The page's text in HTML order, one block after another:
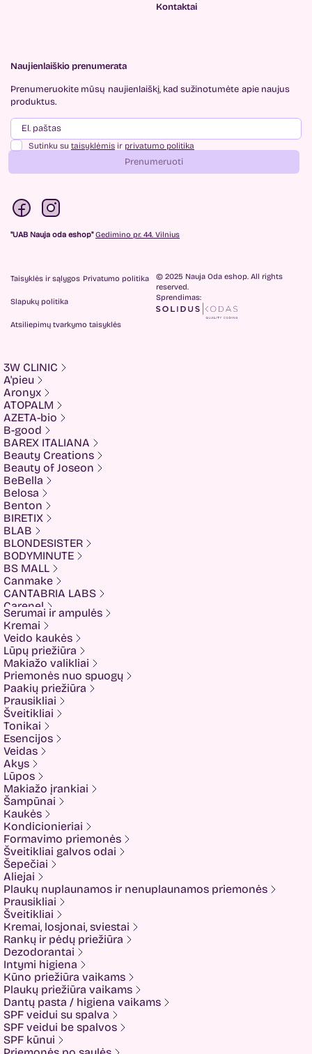
Kontaktai
Naujienlaiškio prenumerata
Prenumeruokite mūsų naujienlaiškį, kad sužinotumėte apie naujus
produktus.
Sutinku su taisyklėmis ir privatumo politika
Prenumeruoti
"UAB Nauja oda eshop" Gedimino pr. 44. Vilnius
Taisyklės ir sąlygos Privatumo politika
Slapukų politika
Atsiliepimų tvarkymo taisyklės
© 2025 Nauja Oda eshop. All rights
reserved.
Sprendimas:
3W CLINIC
A'pieu
Aronyx
ATOPALM
AZETA-bio
B-good
BAREX ITALIANA
Beauty Creations
Beauty of Joseon
BeBella
Belosa
Benton
BIRETIX
BLAB
BLONDESISTER
BODYMINUTE
BS MALL
Canmake
CANTABRIA LABS
Carenel
CHALURE
Cherubs
Cliniccare
COSRX
COTRIL
COVEDERM
Crazy Hair
Dalton
Dear Doer
Ekseption
Elizavecca
ESFOLIO
ETUDE
Eyenlip
FaceFacts
Fariis
Fixderma
Fluff
Formal Bee
Fusion
Glow Hub
HeadShock
Hiskin
Holika holika
Imbue
Imbue.
INOAR
Isntree
IUNIK
K-MOM
Kadus Professional
Keenwell
KLERADERM
KOSE
Kyra
Serumai ir ampulės
Kremai
Veido kaukės
Lūpų priežiūra
Makiažo valikliai
Priemonės nuo spuogų
Paakių priežiūra
Prausikliai
Šveitikliai
Tonikai
Esencijos
Veidas
Akys
Lūpos
Makiažo įrankiai
Šampūnai
Kaukės
Kondicionieriai
Formavimo priemonės
Šveitikliai galvos odai
Šepečiai
Aliejai
Plaukų nuplaunamos ir nenuplaunamos priemonės
Prausikliai
Šveitikliai
Kremai, losjonai, sviestai
Rankų ir pėdų priežiūra
Dezodorantai
Intymi higiena
Kūno priežiūra vaikams
Plaukų priežiūra vaikams
Dantų pasta / higiena vaikams
SPF veidui su spalva
SPF veidui be spalvos
SPF kūnui